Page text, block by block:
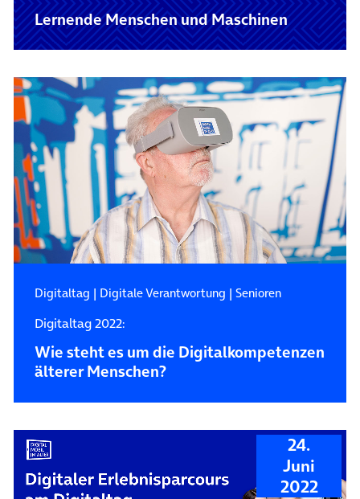
Lernende Menschen und Maschinen
Digitaltag | Digitale Verantwortung | Senioren
Digitaltag 2022:
Wie steht es um die Digitalkompetenzen
älterer Menschen?
24.
Juni
2022